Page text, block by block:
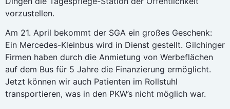
vorzustellen.
Am 21. April bekommt der SGA ein großes Geschenk:
Ein Mercedes-Kleinbus wird in Dienst gestellt. Gilchinger
Firmen haben durch die Anmietung von Werbeflächen
auf dem Bus für 5 Jahre die Finanzierung ermöglicht.
Jetzt können wir auch Patienten im Rollstuhl
transportieren, was in den PKW’s nicht möglich war.